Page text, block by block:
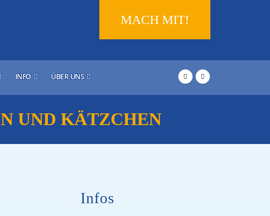
MACH MIT!
INFO ÜBER UNS
UND KÄTZCHEN
Infos